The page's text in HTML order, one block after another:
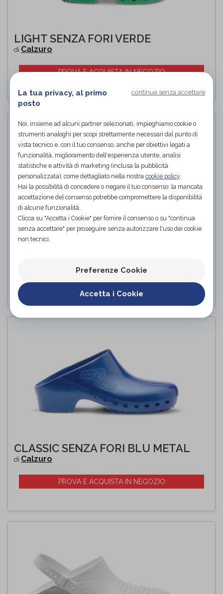
LIGHT SENZA FORI VERDE
di Calzuro
PROVA E ACQUISTA IN NEGOZIO
MEDICAL FORATA
CLASSIC SENZA FORI BLU METAL
di Calzuro
PROVA E ACQUISTA IN NEGOZIO
La tua privacy, al primo
posto
continua senza accettare
Noi, insieme ad alcuni partner selezionati, impieghiamo cookie o
strumenti analoghi per scopi strettamente necessari dal punto di
vista tecnico e, con il tuo consenso, anche per obiettivi legati a
funzionalità, miglioramento dell'esperienza utente, analisi
statistiche e attività di marketing (inclusa la pubblicità
personalizzata), come dettagliato nella nostra cookie policy.
Hai la possibilità di concedere o negare il tuo consenso: la mancata
accettazione del consenso potrebbe compromettere la disponibilità
di alcune funzionalità.
Clicca su "Accetta i Cookie" per fornire il consenso o su "continua
senza accettare" per proseguire senza autorizzare l'uso dei cookie
non tecnici.
Preferenze Cookie
Accetta i Cookie